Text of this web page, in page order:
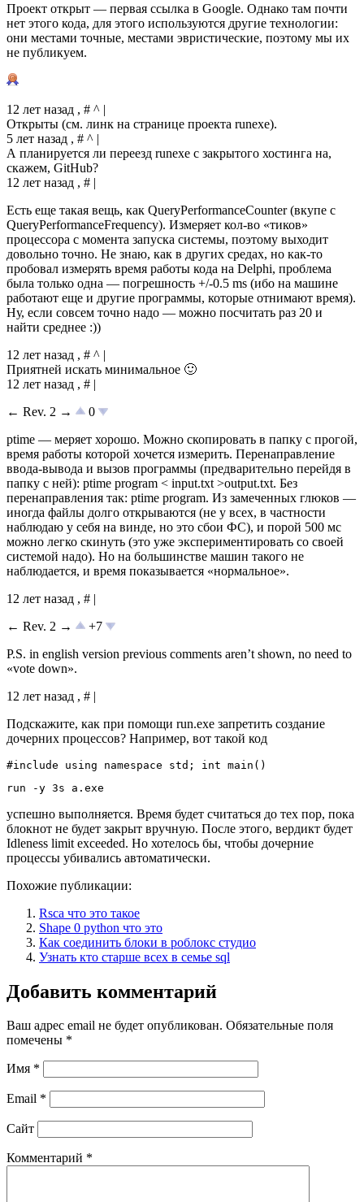
Проект открыт — первая ссылка в Google. Однако там почти
нет этого кода, для этого используются другие технологии:
они местами точные, местами эвристические, поэтому мы их
не публикуем.
12 лет назад , # ^ |
Открыты (см. линк на странице проекта runexe).
5 лет назад , # ^ |
А планируется ли переезд runexe с закрытого хостинга на,
скажем, GitHub?
12 лет назад , # |
Есть еще такая вещь, как QueryPerformanceCounter (вкупе с
QueryPerformanceFrequency). Измеряет кол-во «тиков»
процессора с момента запуска системы, поэтому выходит
довольно точно. Не знаю, как в других средах, но как-то
пробовал измерять время работы кода на Delphi, проблема
была только одна — погрешность +/-0.5 ms (ибо на машине
работают еще и другие программы, которые отнимают время).
Ну, если совсем точно надо — можно посчитать раз 20 и
найти среднее :))
12 лет назад , # ^ |
Приятней искать минимальное 🙂
12 лет назад , # |
← Rev. 2 →
0
ptime — меряет хорошо. Можно скопировать в папку с прогой,
время работы которой хочется измерить. Перенаправление
ввода-вывода и вызов программы (предварительно перейдя в
папку с ней): ptime program < input.txt >output.txt. Без
перенаправления так: ptime program. Из замеченных глюков —
иногда файлы долго открываются (не у всех, в частности
наблюдаю у себя на винде, но это сбои ФС), и порой 500 мс
можно легко скинуть (это уже экспериментировать со своей
системой надо). Но на большинстве машин такого не
наблюдается, и время показывается «нормальное».
12 лет назад , # |
← Rev. 2 →
+7
P.S. in english version previous comments aren’t shown, no need to
«vote down».
12 лет назад , # |
Подскажите, как при помощи run.exe запретить создание
дочерних процессов? Например, вот такой код
#include using namespace std; int main()
run -y 3s a.exe
успешно выполняется. Время будет считаться до тех пор, пока
блокнот не будет закрыт вручную. После этого, вердикт будет
Idleness limit exceeded. Но хотелось бы, чтобы дочерние
процессы убивались автоматически.
Похожие публикации:
Rsca что это такое
Shape 0 python что это
Как соединить блоки в роблокс студио
Узнать кто старше всех в семье sql
Добавить комментарий
Ваш адрес email не будет опубликован. Обязательные поля
помечены *
Имя *
Email *
Сайт
Комментарий *